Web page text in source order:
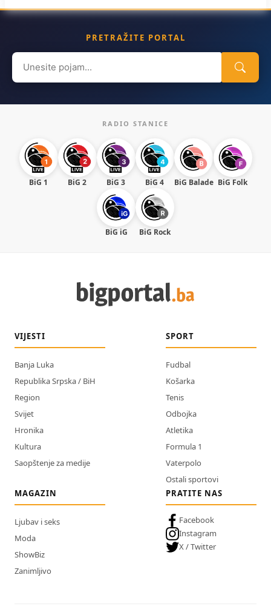
PRETRAŽITE PORTAL
Search
for:
RADIO STANICE
BiG 1 BiG 2 BiG 3 BiG 4 BiG Balade BiG Folk
BiG iG BiG Rock
VIJESTI
Banja Luka
Republika Srpska / BiH
Region
Svijet
Hronika
Kultura
Saopštenje za medije
SPORT
Fudbal
Košarka
Tenis
Odbojka
Atletika
Formula 1
Vaterpolo
Ostali sportovi
MAGAZIN
Ljubav i seks
Moda
ShowBiz
Zanimljivo
PRATITE NAS
Facebook
Instagram
X / Twitter